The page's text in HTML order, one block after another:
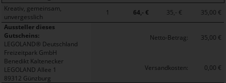
Kreativ, gemeinsam,
unvergesslich
1 64,- € 35,- €
35,00 €
Aussteller dieses
Gutscheins:
LEGOLAND® Deutschland
Freizeitpark GmbH
Benedikt Kaltenecker
LEGOLAND Allee 1
89312 Günzburg
Netto-Betrag: 35,00 €
Versandkosten: 0,00 €